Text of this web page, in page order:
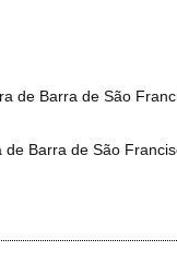
de Barra de São
de Barra de São